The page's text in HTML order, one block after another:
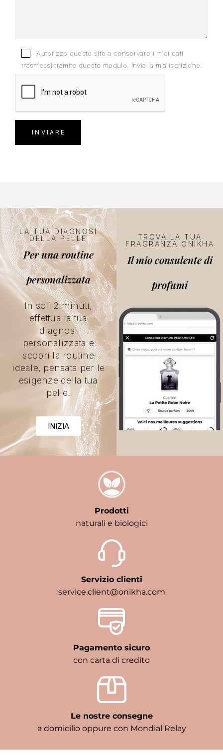
Autorizzo questo sito a conservare i miei dati
trasmessi tramite questo modulo. Invia la mia iscrizione.
LA TUA DIAGNOSI
DELLA PELLE
Per una routine
personalizzata
In soli 2 minuti,
effettua la tua
diagnosi
personalizzata e
scopri la routine
ideale, pensata per le
esigenze della tua
pelle.
INIZIA
TROVA LA TUA
FRAGRANZA ONIKHA
Il mio consulente di
profumi
Prodotti
naturali e biologici
Servizio clienti
service.client@onikha.com
Pagamento sicuro
con carta di credito
Le nostre consegne
a domicilio oppure con Mondial Relay